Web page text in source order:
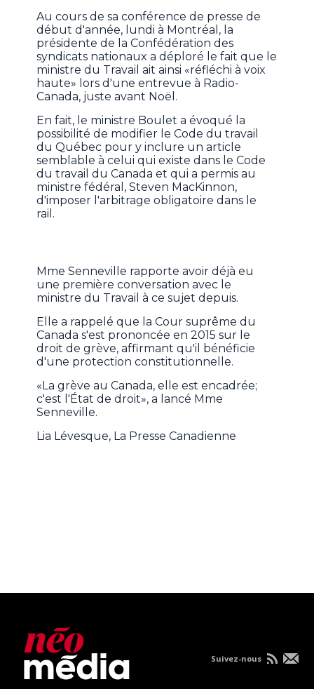
Au cours de sa conférence de presse de
début d'année, lundi à Montréal, la
présidente de la Confédération des
syndicats nationaux a déploré le fait que le
ministre du Travail ait ainsi «réfléchi à voix
haute» lors d'une entrevue à Radio-
Canada, juste avant Noël.
En fait, le ministre Boulet a évoqué la
possibilité de modifier le Code du travail
du Québec pour y inclure un article
semblable à celui qui existe dans le Code
du travail du Canada et qui a permis au
ministre fédéral, Steven MacKinnon,
d'imposer l'arbitrage obligatoire dans le
rail.
Mme Senneville rapporte avoir déjà eu
une première conversation avec le
ministre du Travail à ce sujet depuis.
Elle a rappelé que la Cour suprême du
Canada s'est prononcée en 2015 sur le
droit de grève, affirmant qu'il bénéficie
d'une protection constitutionnelle.
«La grève au Canada, elle est encadrée;
c'est l'État de droit», a lancé Mme
Senneville.
Lia Lévesque, La Presse Canadienne
Suivez-nous